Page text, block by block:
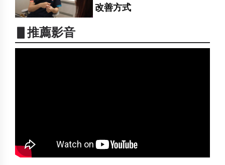
改善方式
▋推薦影音